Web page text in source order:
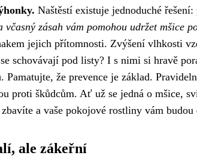
Naštěstí existuje jednoduché
zásah vám pomohou udržet mšice
jejich přítomnosti. Zvýšení vlhkosti
schovávají pod listy? I s nimi si hravě
Pamatujte, že prevence je základ.
proti škůdcům. Ať už se jedná o mšice,
a vaše pokojové rostliny vám
ale zákeřní